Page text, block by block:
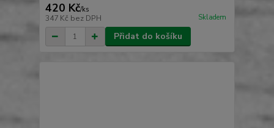
420 Kč/ks
347 Kč bez DPH Skladem
Přidat do košíku